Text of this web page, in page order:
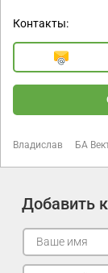
Контакты:
Владислав БА
Добавить